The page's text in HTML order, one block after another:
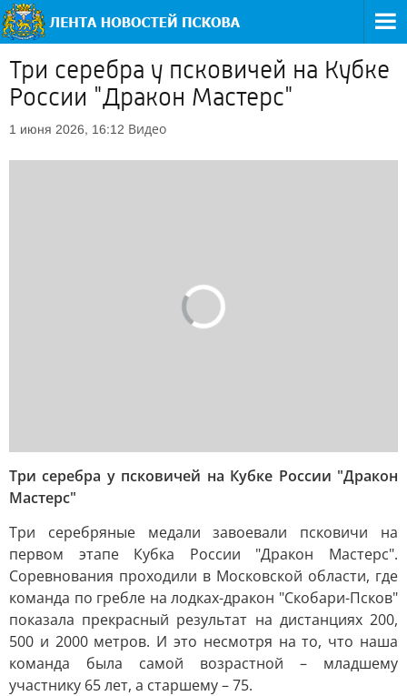
Три серебра у псковичей на Кубке
России "Дракон Мастерс"
1 июня 2026, 16:12 Видео
Три серебра у псковичей на Кубке России "Дракон
Мастерс"
Три серебряные медали завоевали псковичи на
первом этапе Кубка России "Дракон Мастерс".
Соревнования проходили в Московской области, где
команда по гребле на лодках-дракон "Скобари-Псков"
показала прекрасный результат на дистанциях 200,
500 и 2000 метров. И это несмотря на то, что наша
команда была самой возрастной – младшему
участнику 65 лет, а старшему – 75.